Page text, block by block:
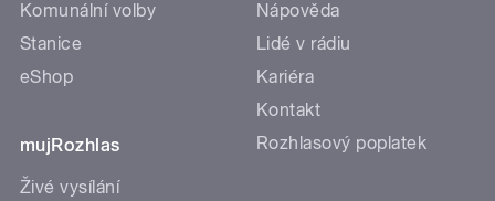
Komunální volby
Stanice
eShop
mujRozhlas
Živé vysílání
Nápověda
Lidé v rádiu
Kariéra
Kontakt
Rozhlasový poplatek